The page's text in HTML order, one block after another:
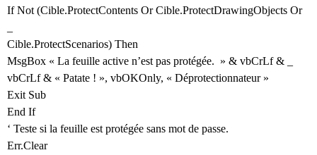
If Not (Cible.ProtectContents Or Cible.ProtectDrawingObjects Or
Cible.ProtectScenarios) Then
MsgBox « La feuille active n’est pas protégée. » & vbCrLf & _
vbCrLf & « Patate ! », vbOKOnly, « Déprotectionnateur »
Exit Sub
End If
‘ Teste si la feuille est protégée sans mot de passe.
Err.Clear